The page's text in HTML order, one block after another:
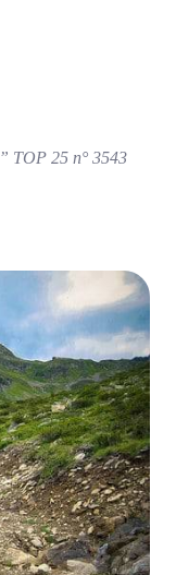
TOP 25 n° 3543